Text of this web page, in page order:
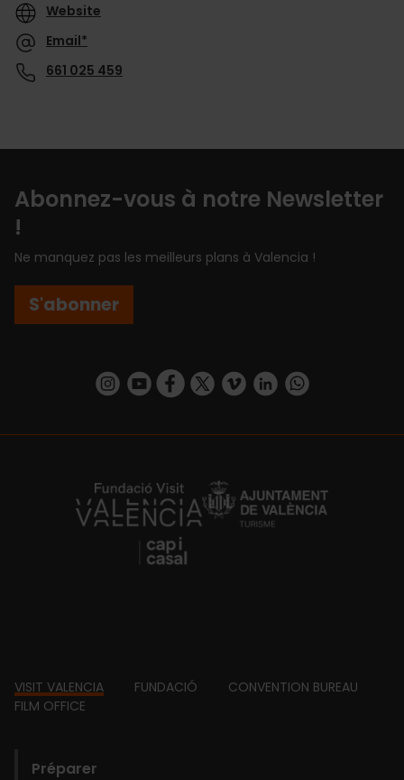
Website
Email*
661 025 459
Abonnez-vous à notre Newsletter
!
Ne manquez pas les meilleurs plans à Valencia !
S'abonner
https://www.instagram.com/visit_valencia/
https://www.youtube.com/user/
https://www.facebook.com/
https://twitter.com/
https://vimeo.com/
https://www.linkedin.com/company/turismo-valencia/https://api.whatsapp.com/send/
https://fundacion.visitvalencia.com/
Footer
VISIT VALENCIA FUNDACIÓ
CONVENTION BUREAU
FILM OFFICE
Préparer